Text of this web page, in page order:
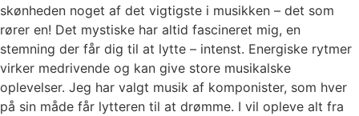
skønheden noget af det vigtigste i musikken – det som
rører en! Det mystiske har altid fascineret mig, en
stemning der får dig til at lytte – intenst. Energiske rytmer
virker medrivende og kan give store musikalske
oplevelser. Jeg har valgt musik af komponister, som hver
på sin måde får lytteren til at drømme. I vil opleve alt fra